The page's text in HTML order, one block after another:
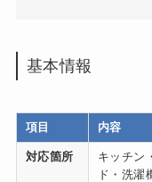
基本情報
項目 内容
対応箇所
キッチン
ド・洗濯